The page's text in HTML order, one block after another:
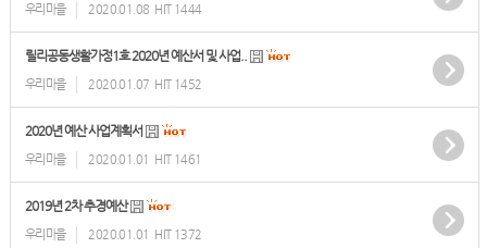
우리마을 2020.01.08 HIT 1444
릴리공동생활가정1호 2020년 예산서 및 사업..
우리마을 2020.01.07 HIT 1452
2020년 예산 사업계획서
우리마을 2020.01.01 HIT 1461
2019년 2차 추경예산
우리마을 2020.01.01 HIT 1372